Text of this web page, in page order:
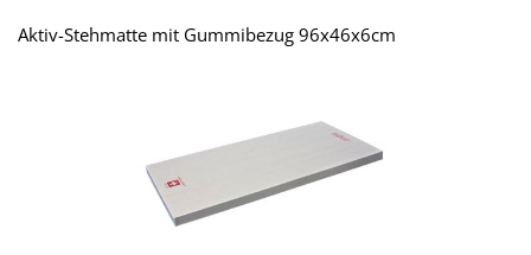
Aktiv-Stehmatte mit Gummibezug 96x46x6cm